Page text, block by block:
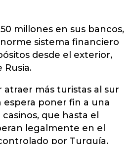
millones en sus bancos,
sistema financiero
desde el exterior,
Rusia.
más turistas al sur
espera poner fin a una
que hasta el
legalmente en el
por Turquía.